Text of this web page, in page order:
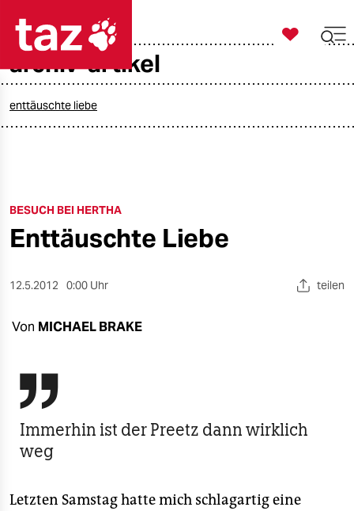
öko
gesellschaft
kultur
sport
nord
wahrheit
verlag
verlag

taz zahl ich
archiv-artikel
enttäuschte liebe
BESUCH BEI HERTHA
Enttäuschte Liebe
12.5.2012 0:00 Uhr teilen
Von MICHAEL BRAKE

Immerhin ist der Preetz dann wirklich
weg
Letzten Samstag hatte mich schlagartig eine